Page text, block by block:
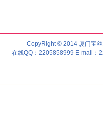
CopyRight © 2014 厦门宝
在线QQ：2205858999 E-mail：